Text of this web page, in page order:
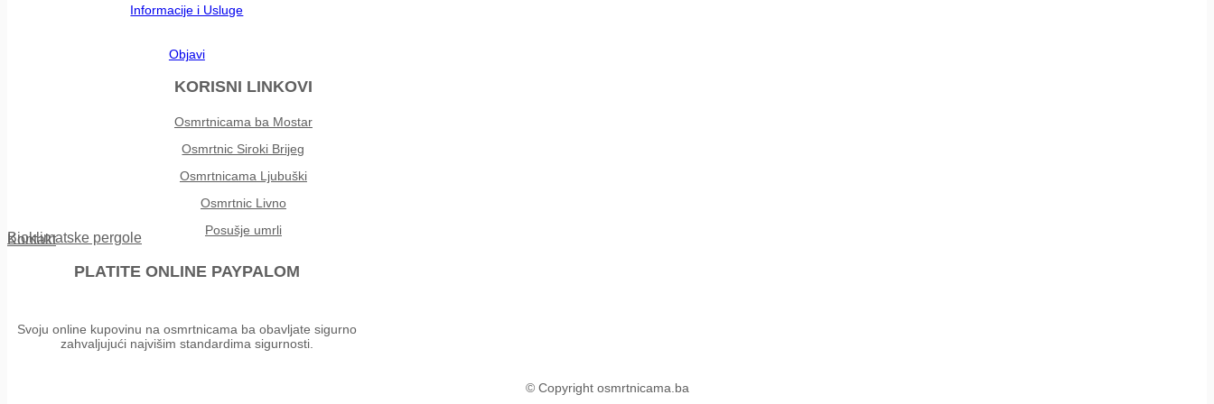
Informacije i Usluge
Objavi
KORISNI LINKOVI
Osmrtnicama ba Mostar
Osmrtnic Siroki Brijeg
Osmrtnicama Ljubuški
Osmrtnic Livno
Posušje umrli
Kontakt
Bioklimatske pergole
PLATITE ONLINE PAYPALOM
Svoju online kupovinu na osmrtnicama ba obavljate sigurno
zahvaljujući najvišim standardima sigurnosti.
© Copyright osmrtnicama.ba